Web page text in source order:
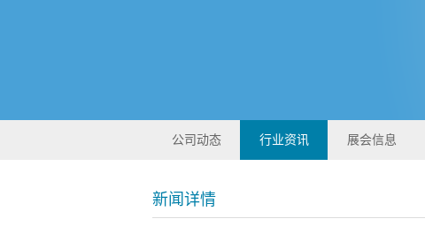
公司动态 行业资讯 展会信息
新闻详情